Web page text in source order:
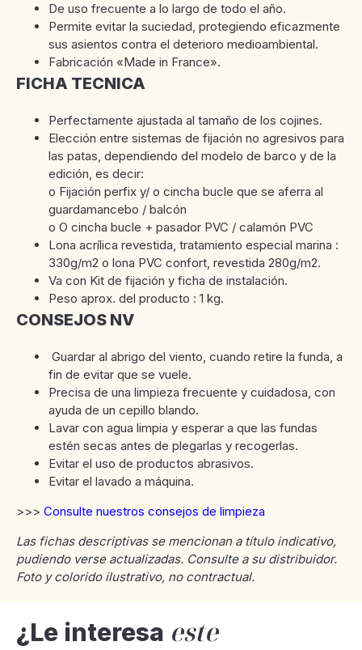
De uso frecuente a lo largo de todo el año.
Permite evitar la suciedad, protegiendo eficazmente
sus asientos contra el deterioro medioambiental.
Fabricación «Made in France».
FICHA TECNICA
Perfectamente ajustada al tamaño de los cojines.
Elección entre sistemas de fijación no agresivos para
las patas, dependiendo del modelo de barco y de la
edición, es decir:
o Fijación perfix y/ o cincha bucle que se aferra al
guardamancebo / balcón
o O cincha bucle + pasador PVC / calamón PVC
Lona acrílica revestida, tratamiento especial marina :
330g/m2 o lona PVC confort, revestida 280g/m2.
Va con Kit de fijación y ficha de instalación.
Peso aprox. del producto : 1 kg.
CONSEJOS NV
Guardar al abrigo del viento, cuando retire la funda, a
fin de evitar que se vuele.
Precisa de una limpieza frecuente y cuidadosa, con
ayuda de un cepillo blando.
Lavar con agua limpia y esperar a que las fundas
estén secas antes de plegarlas y recogerlas.
Evitar el uso de productos abrasivos.
Evitar el lavado a máquina.
>>> Consulte nuestros consejos de limpieza
Las fichas descriptivas se mencionan a título indicativo,
pudiendo verse actualizadas. Consulte a su distribuidor.
Foto y colorido ilustrativo, no contractual.
¿Le interesa este